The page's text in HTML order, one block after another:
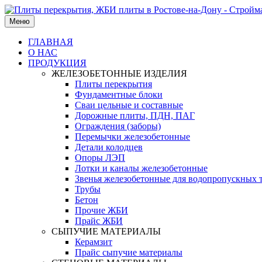
Меню
ГЛАВНАЯ
О НАС
ПРОДУКЦИЯ
ЖЕЛЕЗОБЕТОННЫЕ ИЗДЕЛИЯ
Плиты перекрытия
Фундаментные блоки
Сваи цельные и составные
Дорожные плиты, ПДН, ПАГ
Ограждения (заборы)
Перемычки железобетонные
Детали колодцев
Опоры ЛЭП
Лотки и каналы железобетонные
Звенья железобетонные для водопропускных
Трубы
Бетон
Прочие ЖБИ
Прайс ЖБИ
СЫПУЧИЕ МАТЕРИАЛЫ
Керамзит
Прайс сыпучие материалы